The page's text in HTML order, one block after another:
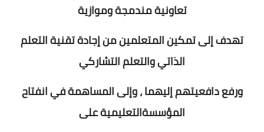
تعاونية مندمجة وموازية
تهدف إلى تمكين المتعلمين من إجادة تقنية التعلم
الذاتي والتعلم التشاركي
ورفع دافعيتهم إليهما ، وإلى المساهمة في انفتاح
المؤسسةالتعليمية على